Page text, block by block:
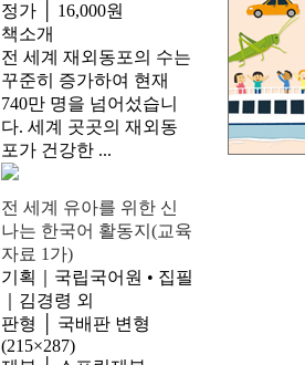
정가 │ 16,000원
책소개
전 세계 재외동포의 수는
꾸준히 증가하여 현재
740만 명을 넘어섰습니
다. 세계 곳곳의 재외동
포가 건강한 ...
전 세계 유아를 위한 신
나는 한국어 활동지(교육
자료 1가)
기획｜국립국어원 • 집필
｜김경령 외
판형 │ 국배판 변형
(215×287)